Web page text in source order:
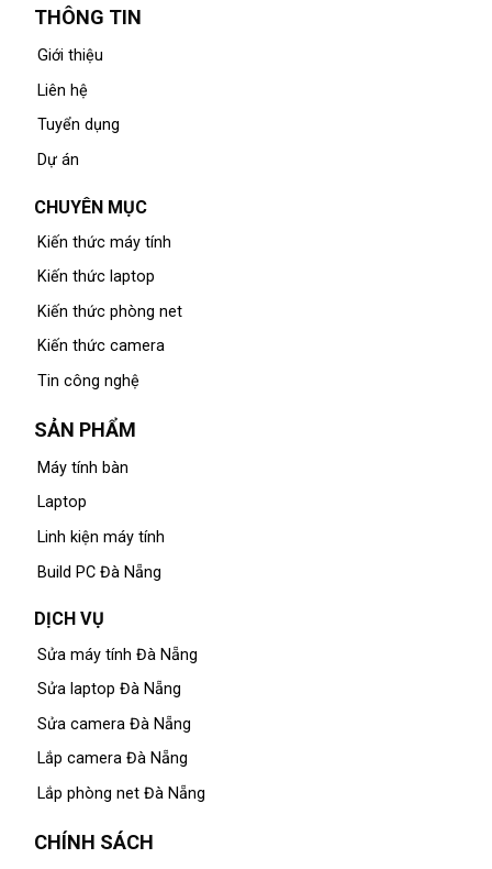
THÔNG TIN
Giới thiệu
Liên hệ
Tuyển dụng
Dự án
CHUYÊN MỤC
Kiến thức máy tính
Kiến thức laptop
Kiến thức phòng net
Kiến thức camera
Tin công nghệ
SẢN PHẨM
Máy tính bàn
Laptop
Linh kiện máy tính
Build PC Đà Nẵng
DỊCH VỤ
Sửa máy tính Đà Nẵng
Sửa laptop Đà Nẵng
Sửa camera Đà Nẵng
Lắp camera Đà Nẵng
Lắp phòng net Đà Nẵng
CHÍNH SÁCH